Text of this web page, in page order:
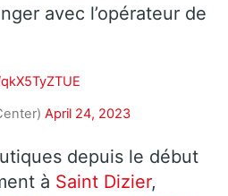
avec l’opérateur de
April 24, 2023
depuis le début
à Saint Dizier,